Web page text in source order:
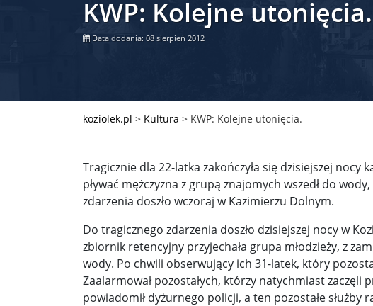
Władimir Putin po ultimatum Donalda Trumpa: Ukrain ...
Były prezydent Korei Płd. nie dał się przesłuchać. ...
Pierwszy kraj UE zakazuje eksportu broni do Izrael ...
Okrągły stół na Białorusi? Przeciwnicy Łukaszenki ...
Grażyna Torbicka: Kocham kino, ale kocham też teat ...
Estera Flieger: Nie znoszę dyskusji o sensie Powst ...
Michał Szułdrzyński: Z popiołów aż do chmur. Warsz ...
KWP: Kolejne utonięcia.
Data dodania: 08 sierpień 2012
koziolek.pl > Kultura > KWP: Kolejne utonięcia.
Tragicznie dla 22-latka zakończyła się dzisiejszej
pływać mężczyzna z grupą znajomych wszedł do
zdarzenia doszło wczoraj w Kazimierzu Dolnym.
Do tragicznego zdarzenia doszło dzisiejszej nocy w
zbiornik retencyjny przyjechała grupa młodzieży, z
wody. Po chwili obserwujący ich 31-latek, który
Zaalarmował pozostałych, którzy natychmiast
powiadomił dyżurnego policji, a ten pozostałe służby